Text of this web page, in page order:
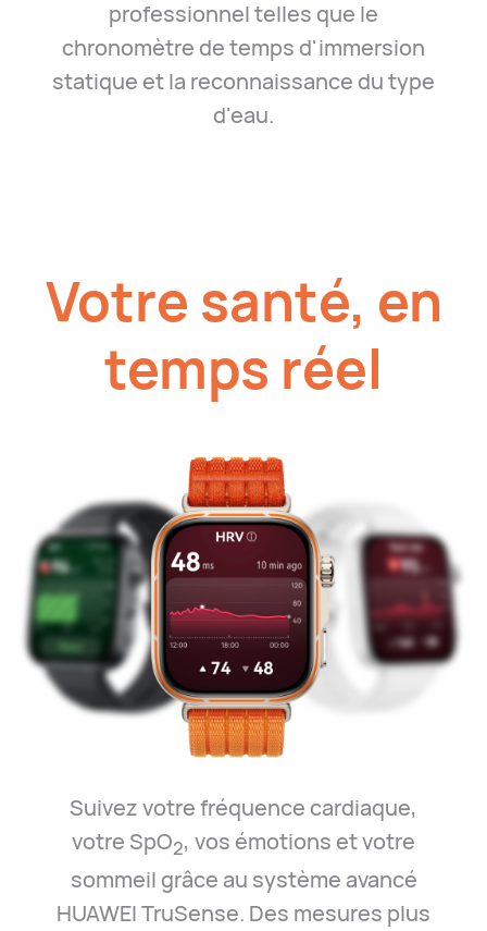
professionnel telles que le
chronomètre de temps d'immersion
statique et la reconnaissance du type
d'eau.
Votre santé, en
temps réel
Suivez votre fréquence cardiaque,
votre SpO2, vos émotions et votre
sommeil grâce au système avancé
HUAWEI TruSense. Des mesures plus